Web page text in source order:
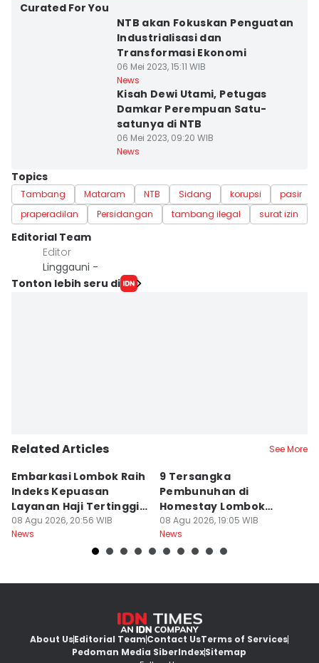
Curated For You
NTB akan Fokuskan Penguatan
Industrialisasi dan
Transformasi Ekonomi
06 Mei 2023, 15:11 WIB
News
Kisah Dewi Utami, Petugas
Damkar Perempuan Satu-
satunya di NTB
06 Mei 2023, 09:20 WIB
News
Topics
Tambang Mataram NTB Sidang korupsi
pasir
praperadilan
Persidangan tambang ilegal surat izin
Editorial Team
Editor
Linggauni -
Tonton lebih seru di
Related Articles See More
Embarkasi Lombok Raih
Indeks Kepuasan
Layanan Haji Tertinggi
Nasional
08 Agu 2026, 20:56 WIB
News
9 Tersangka
Pembunuhan di
Homestay Lombok
Barat Dilimpahkan ke
Jaksa
08 Agu 2026, 19:05 WIB
News
About UsEditorial TeamContact UsTerms of Services
Pedoman Media SiberIndexSitemap